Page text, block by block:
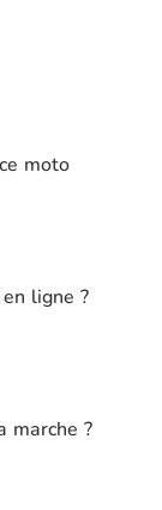
moto
ligne ?
marche ?